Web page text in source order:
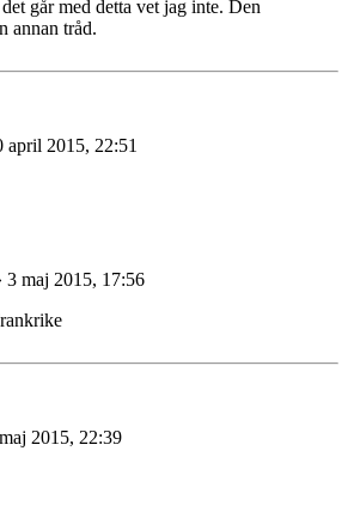
går med detta vet jag inte. Den
annan tråd.
april 2015, 22:51
3 maj 2015, 17:56
2015, 22:39